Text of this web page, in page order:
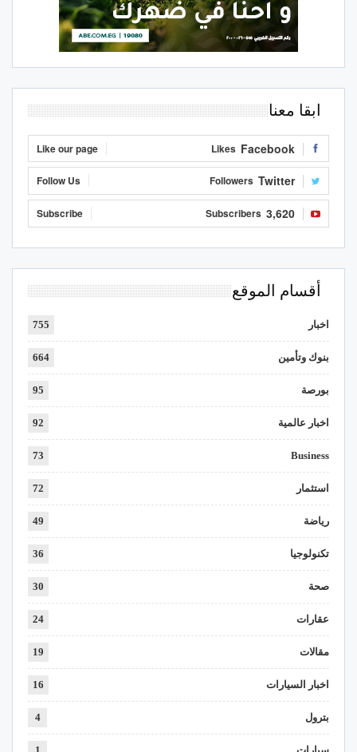
ابقا معنا
Facebook
Likes
Like our page
Twitter
Followers
Follow Us
3,620
Subscribers
Subscribe
أقسام الموقع
اخبار 755
بنوك وتأمين 664
بورصة 95
اخبار عالمية 92
Business
73
استثمار 72
رياضة 49
تكنولوجيا 36
صحة 30
عقارات 24
مقالات 19
اخبار السيارات 16
بترول 4